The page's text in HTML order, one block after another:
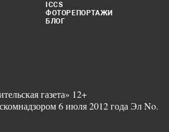
ICCS
ФОТОРЕПОРТАЖИ
БЛОГ
газета» 12+
6 июля 2012 года Эл No.